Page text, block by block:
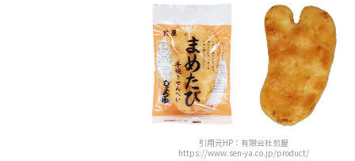
引用元HP：有限会社煎屋
https://www.sen-ya.co.jp/product/